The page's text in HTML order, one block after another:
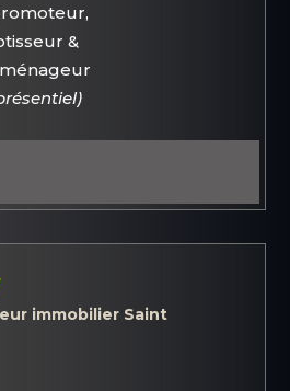
&
immobilier Saint